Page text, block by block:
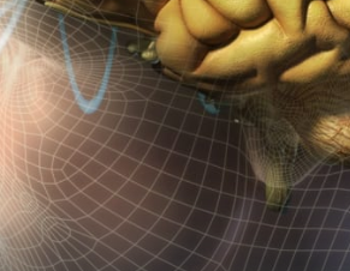
PŘÍBĚHY
DĚJIN
FILMY
REALITA
HORORY
REALITA
OPTICKÉ
KLAMY